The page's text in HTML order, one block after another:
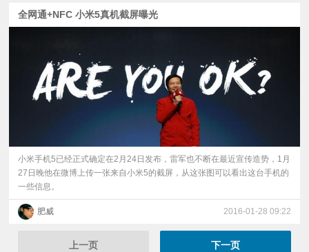
全网通+NFC 小米5真机截屏曝光
小米手机5已经正式确定在2月24日发布，雷军也不断在最近宣传造势，1月
27日晚他在微博上传一张来自小米5的截屏，从这张图可以看出这台手机的
一些信息。
肥威 2016-01-28 09:22
上一页 下一页